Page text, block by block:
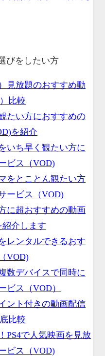
びをしたい方
見放題のおすすめ動
比較
たい方におすすめの
を紹介
いち早く観たい方に
ビス（VOD)
をとことん観たい方
ービス（VOD)
に超おすすめの動画
介します
レンタルできるおす
VOD)
数デバイスで同時に
ビス（VOD）
ント付きの動画配信
比較
PS4で人気映画を見放
ビス（VOD)